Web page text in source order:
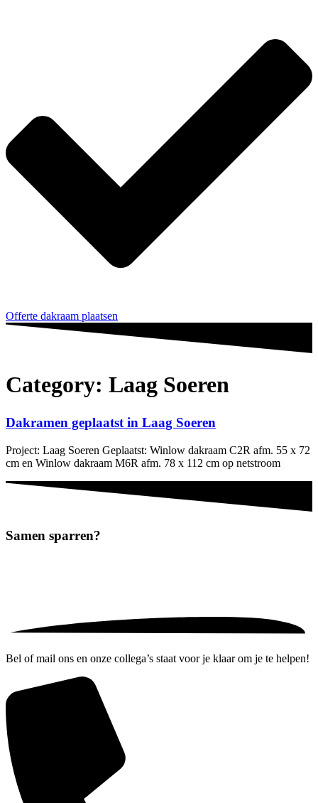
Offerte dakraam plaatsen
Category: Laag Soeren
Dakramen geplaatst in Laag Soeren
Project: Laag Soeren Geplaatst: Winlow dakraam C2R afm. 55 x 72
cm en Winlow dakraam M6R afm. 78 x 112 cm op netstroom
Samen sparren?
Bel of mail ons en onze collega’s staat voor je klaar om je te helpen!